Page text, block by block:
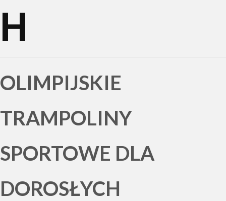
H
OLIMPIJSKIE
TRAMPOLINY
SPORTOWE DLA
DOROSŁYCH